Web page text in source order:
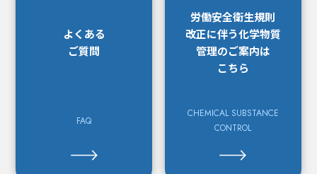
よくある
ご質問
FAQ
労働安全衛生規則
改正に伴う化学物質
管理のご案内は
こちら
CHEMICAL SUBSTANCE
CONTROL